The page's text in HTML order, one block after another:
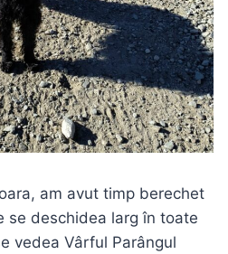
am avut timp berechet
se deschidea larg în toate
vedea Vârful Parângul